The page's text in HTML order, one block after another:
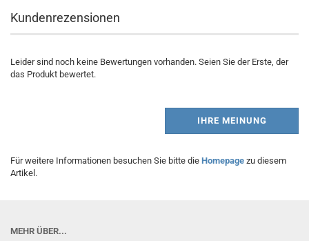
Kundenrezensionen
Leider sind noch keine Bewertungen vorhanden. Seien Sie der Erste, der
das Produkt bewertet.
IHRE MEINUNG
Für weitere Informationen besuchen Sie bitte die Homepage zu diesem
Artikel.
MEHR ÜBER...